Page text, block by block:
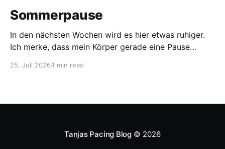
Sommerpause
In den nächsten Wochen wird es hier etwas ruhiger.
Ich merke, dass mein Körper gerade eine Pause
25. Juli 2026 1 min read
Tanjas Pacing Blog© 2026